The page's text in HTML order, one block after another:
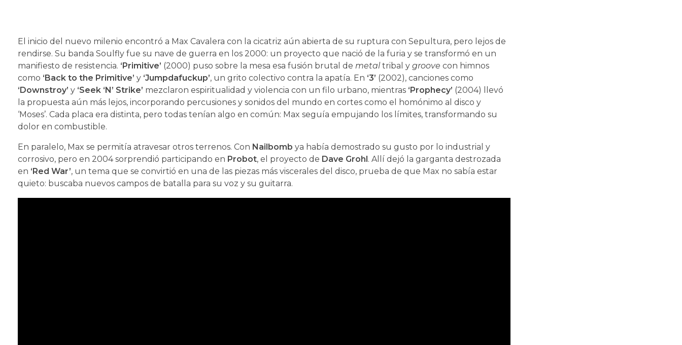
El inicio del nuevo milenio encontró a Max Cavalera con la cicatriz aún abierta de su ruptura con Sepultura, pero lejos de
rendirse. Su banda Soulfly fue su nave de guerra en los 2000: un proyecto que nació de la furia y se transformó en un
manifiesto de resistencia. ‘Primitive’ (2000) puso sobre la mesa esa fusión brutal de metal tribal y groove con himnos
como ‘Back to the Primitive’ y ‘Jumpdafuckup’, un grito colectivo contra la apatía. En ‘3’ (2002), canciones como
‘Downstroy’ y ‘Seek ‘N’ Strike’ mezclaron espiritualidad y violencia con un filo urbano, mientras ‘Prophecy’ (2004) llevó
la propuesta aún más lejos, incorporando percusiones y sonidos del mundo en cortes como el homónimo al disco y
‘Moses’. Cada placa era distinta, pero todas tenían algo en común: Max seguía empujando los límites, transformando su
dolor en combustible.
En paralelo, Max se permitía atravesar otros terrenos. Con Nailbomb ya había demostrado su gusto por lo industrial y
corrosivo, pero en 2004 sorprendió participando en Probot, el proyecto de Dave Grohl . Allí dejó la garganta destrozada
en ‘Red War’, un tema que se convirtió en una de las piezas más viscerales del disco, prueba de que Max no sabía estar
quieto: buscaba nuevos campos de batalla para su voz y su guitarra.